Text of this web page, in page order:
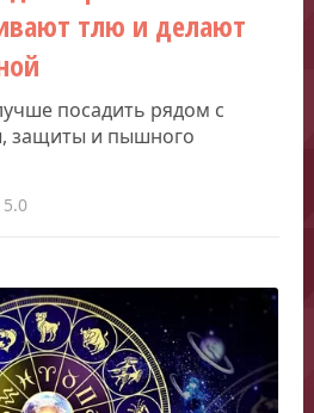
тлю и делают
посадить рядом с
защиты и пышного
5.0